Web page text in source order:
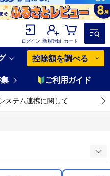
ログイン 新規登録 カート
控除額を調べる
ご利用ガイド
ステム連携に関して